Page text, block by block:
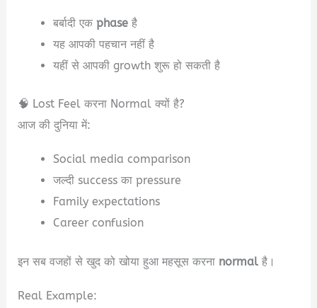
बर्बादी एक phaseहै
यह आपकी पहचान नहीं है
यहीं से आपकी growth शुरू हो सकती है
🧠 Lost Feel करना Normal क्यों है?
आज की दुनिया में:
Social media comparison
जल्दी success का pressure
Family expectations
Career confusion
इन सब वजहों से खुद को खोया हुआ महसूस करना normal है।
Real Example: